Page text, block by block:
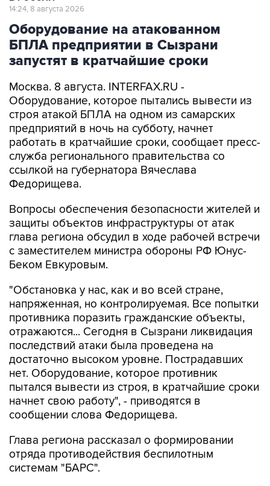
14:24, 8 августа 2026
Оборудование на атакованном
БПЛА предприятии в Сызрани
запустят в кратчайшие сроки
Москва. 8 августа. INTERFAX.RU -
Оборудование, которое пытались вывести из
строя атакой БПЛА на одном из самарских
предприятий в ночь на субботу, начнет
работать в кратчайшие сроки, сообщает пресс-
служба регионального правительства со
ссылкой на губернатора Вячеслава
Федорищева.
Вопросы обеспечения безопасности жителей и
защиты объектов инфраструктуры от атак
глава региона обсудил в ходе рабочей встречи
с заместителем министра обороны РФ Юнус-
Беком Евкуровым.
"Обстановка у нас, как и во всей стране,
напряженная, но контролируемая. Все попытки
противника поразить гражданские объекты,
отражаются... Сегодня в Сызрани ликвидация
последствий атаки была проведена на
достаточно высоком уровне. Пострадавших
нет. Оборудование, которое противник
пытался вывести из строя, в кратчайшие сроки
начнет свою работу", - приводятся в
сообщении слова Федорищева.
Глава региона рассказал о формировании
отряда противодействия беспилотным
системам "БАРС".